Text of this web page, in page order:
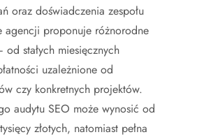
oraz doświadczenia zespołu
agencji proponuje różnorodne
stałych miesięcznych
uzależnione od
czy konkretnych projektów.
audytu SEO może wynosić od
złotych, natomiast pełna